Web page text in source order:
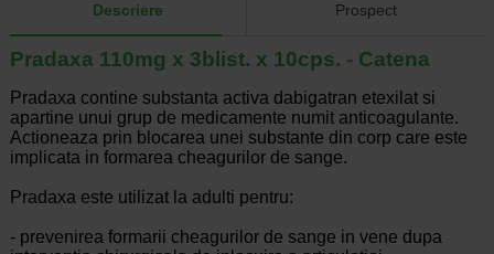
Descriere Prospect
Pradaxa 110mg x 3blist. x 10cps. - Catena
Pradaxa contine substanta activa dabigatran etexilat si
apartine unui grup de medicamente numit anticoagulante.
Actioneaza prin blocarea unei substante din corp care este
implicata in formarea cheagurilor de sange.
Pradaxa este utilizat la adulti pentru:
- prevenirea formarii cheagurilor de sange in vene dupa